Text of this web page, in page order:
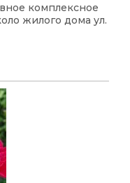
комплексное
жилого дома ул.